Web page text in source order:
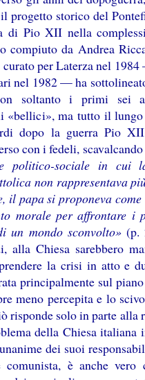
progetto storico del
di Pio XII nella
compiuto da Andrea
curato per Laterza nel
nel 1982 — ha
soltanto i primi sei
ma tutto il
dopo la guerra Pio
con i fedeli,
politico-sociale in cui
non rappresentava
papa si proponeva come
morale per affrontare i
un mondo sconvolto»(p.
alla Chiesa sarebbero
la crisi in atto e
principalmente sul
meno percepita e lo
risponde solo in parte alla
della Chiesa italiana
dei suoi
comunista, è anche vero